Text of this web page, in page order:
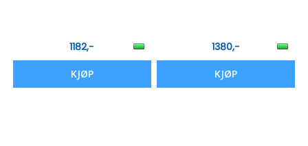
1182,-
KJØP
1380,-
KJØP